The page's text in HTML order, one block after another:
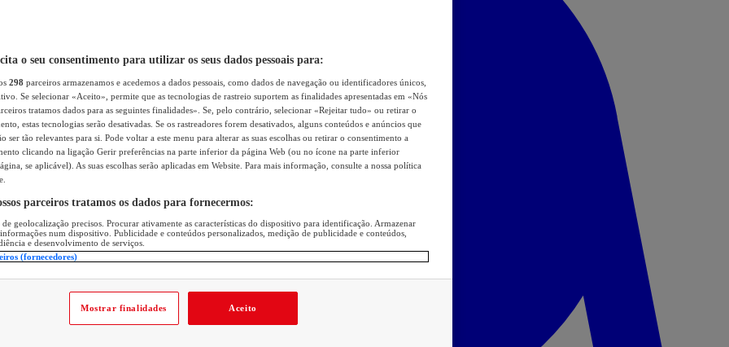
o seu consentimento para utilizar os seus dados pessoais para:
298 parceiros armazenamos e acedemos a dados pessoais, como dados de navegação ou identificadores únicos,
Se selecionar «Aceito», permite que as tecnologias de rastreio suportem as finalidades apresentadas em «Nós
tratamos dados para as seguintes finalidades». Se, pelo contrário, selecionar «Rejeitar tudo» ou retirar o
estas tecnologias serão desativadas. Se os rastreadores forem desativados, alguns conteúdos e anúncios que
ser tão relevantes para si. Pode voltar a este menu para alterar as suas escolhas ou retirar o consentimento a
clicando na ligação Gerir preferências na parte inferior da página Web (ou no ícone na parte inferior
se aplicável). As suas escolhas serão aplicadas em Website. Para mais informação, consulte a nossa política
parceiros tratamos os dados para fornecermos:
geolocalização precisos. Procurar ativamente as características do dispositivo para identificação. Armazenar
num dispositivo. Publicidade e conteúdos personalizados, medição de publicidade e conteúdos,
e desenvolvimento de serviços.
(fornecedores)
Mostrar finalidades Aceito